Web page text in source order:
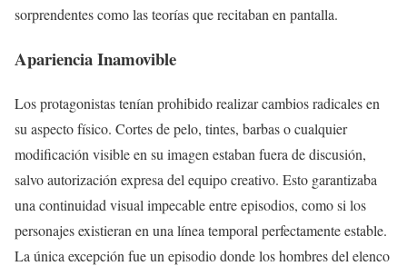
sorprendentes como las teorías que recitaban en pantalla.
Apariencia Inamovible
Los protagonistas tenían prohibido realizar cambios radicales en
su aspecto físico. Cortes de pelo, tintes, barbas o cualquier
modificación visible en su imagen estaban fuera de discusión,
salvo autorización expresa del equipo creativo. Esto garantizaba
una continuidad visual impecable entre episodios, como si los
personajes existieran en una línea temporal perfectamente estable.
La única excepción fue un episodio donde los hombres del elenco